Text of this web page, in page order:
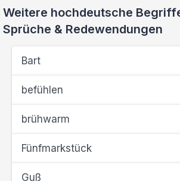
Weitere hochdeutsche
Sprüche & Redewendungen
Bart
befühlen
brühwarm
Fünfmarkstück
Guß